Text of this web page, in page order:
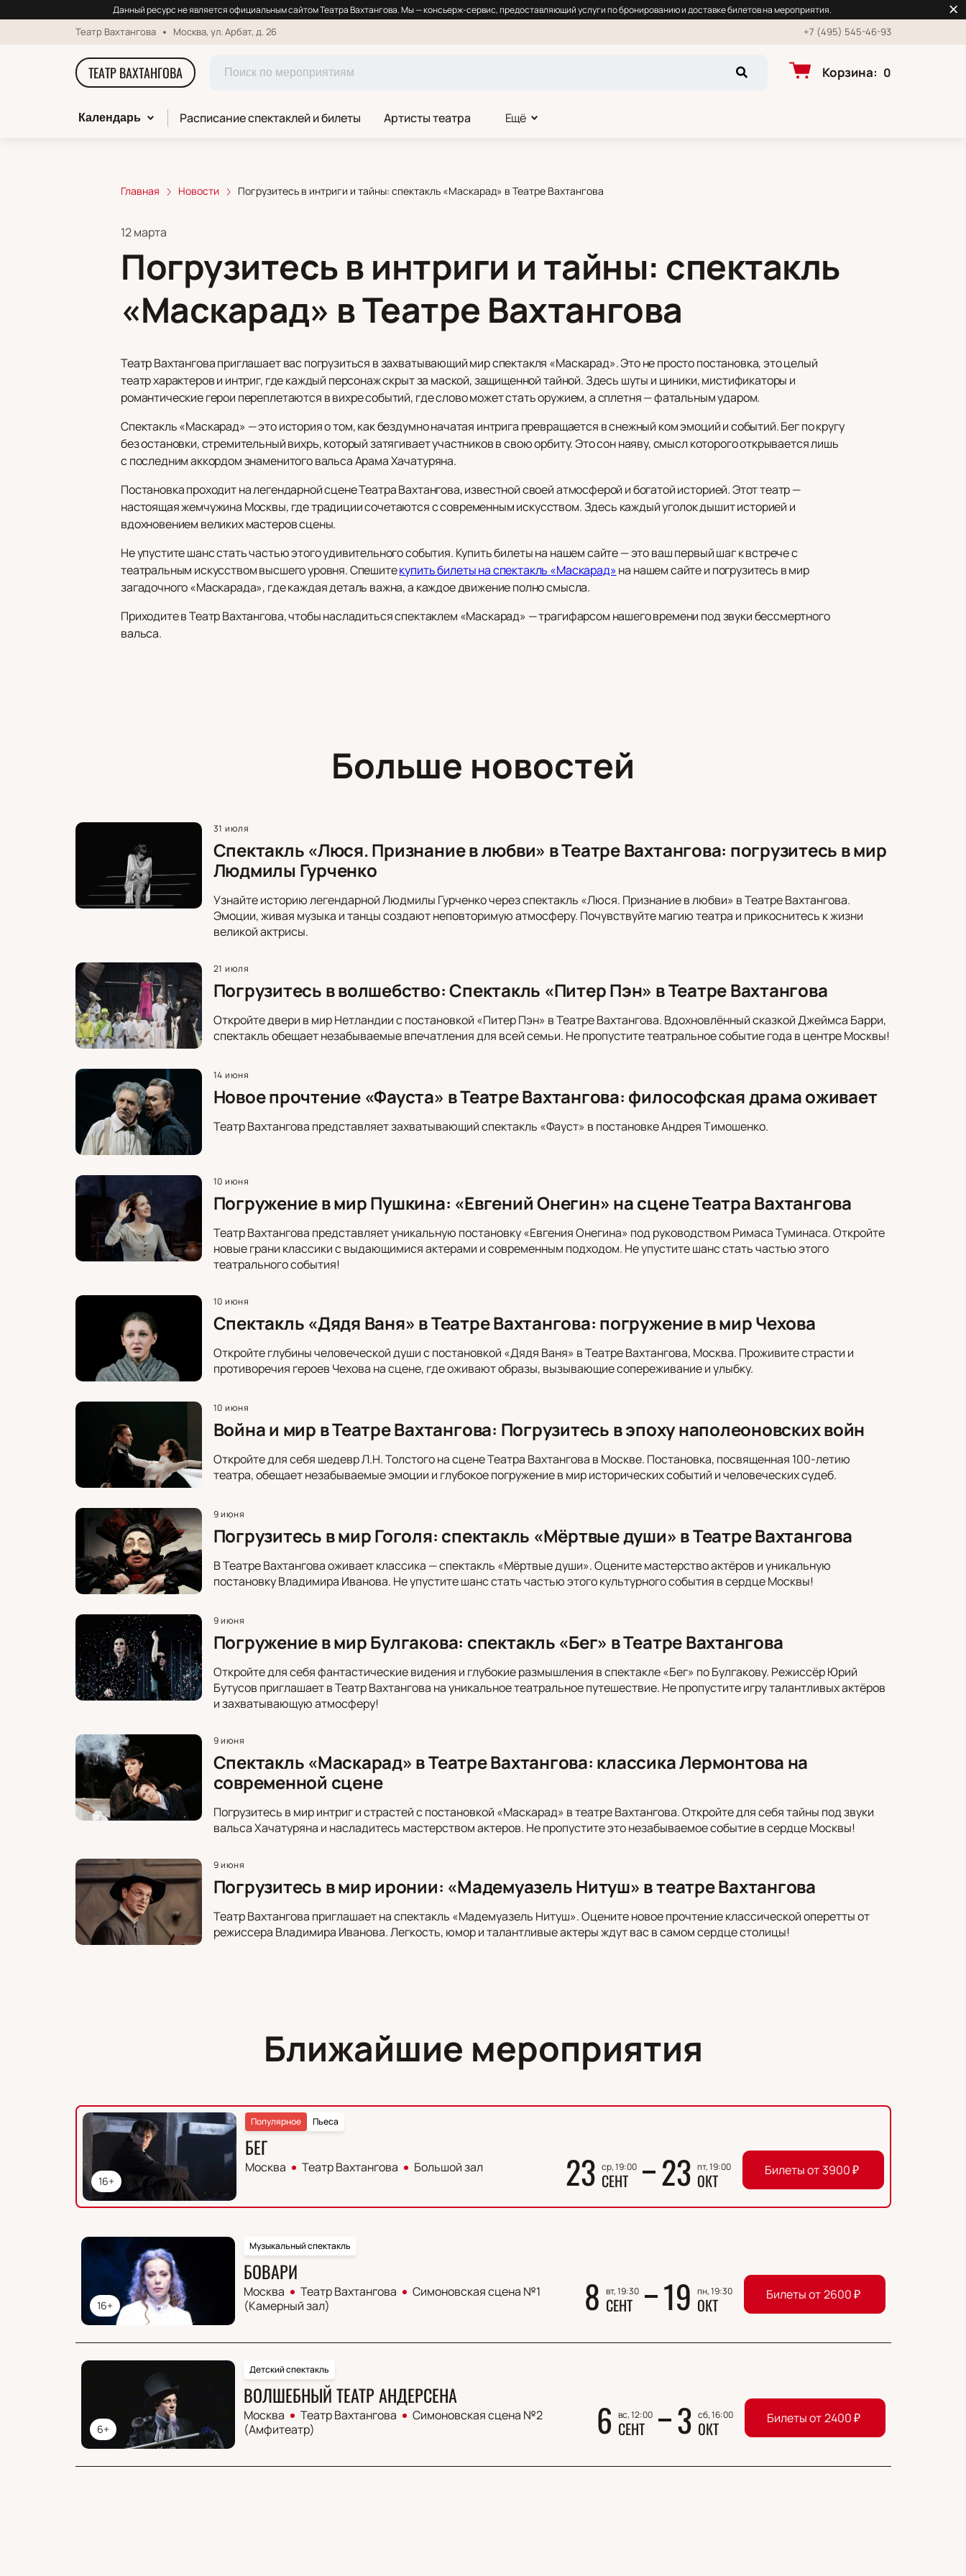
Данный ресурс не является официальным сайтом Театра Вахтангова. Мы — консьерж-сервис, предоставляющий услуги по бронированию и доставке билетов на мероприятия.
Театр Вахтангова Москва, ул. Арбат, д. 26 +7 (495) 545-46-93
ТЕАТР ВАХТАНГОВА Корзина: 0
Календарь Расписание спектаклей и билеты Артисты театра Ещё
Главная Новости Погрузитесь в интриги и тайны: спектакль «Маскарад» в Театре Вахтангова
12 марта
Погрузитесь в интриги и тайны: спектакль
«Маскарад» в Театре Вахтангова
Театр Вахтангова приглашает вас погрузиться в захватывающий мир спектакля «Маскарад». Это не просто постановка, это целый
театр характеров и интриг, где каждый персонаж скрыт за маской, защищенной тайной. Здесь шуты и циники, мистификаторы и
романтические герои переплетаются в вихре событий, где слово может стать оружием, а сплетня — фатальным ударом.
Спектакль «Маскарад» — это история о том, как бездумно начатая интрига превращается в снежный ком эмоций и событий. Бег по кругу
без остановки, стремительный вихрь, который затягивает участников в свою орбиту. Это сон наяву, смысл которого открывается лишь
с последним аккордом знаменитого вальса Арама Хачатуряна.
Постановка проходит на легендарной сцене Театра Вахтангова, известной своей атмосферой и богатой историей. Этот театр —
настоящая жемчужина Москвы, где традиции сочетаются с современным искусством. Здесь каждый уголок дышит историей и
вдохновением великих мастеров сцены.
Не упустите шанс стать частью этого удивительного события. Купить билеты на нашем сайте — это ваш первый шаг к встрече с
театральным искусством высшего уровня. Спешитекупить билеты на спектакль «Маскарад»на нашем сайте и погрузитесь в мир
загадочного «Маскарада», где каждая деталь важна, а каждое движение полно смысла.
Приходите в Театр Вахтангова, чтобы насладиться спектаклем «Маскарад» — трагифарсом нашего времени под звуки бессмертного
вальса.
Больше новостей
31 июля
Спектакль «Люся. Признание в любви» в Театре Вахтангова: погрузитесь в мир
Людмилы Гурченко
Узнайте историю легендарной Людмилы Гурченко через спектакль «Люся. Признание в любви» в Театре Вахтангова.
Эмоции, живая музыка и танцы создают неповторимую атмосферу. Почувствуйте магию театра и прикоснитесь к жизни
великой актрисы.
21 июля
Погрузитесь в волшебство: Спектакль «Питер Пэн» в Театре Вахтангова
Откройте двери в мир Нетландии с постановкой «Питер Пэн» в Театре Вахтангова. Вдохновлённый сказкой Джеймса Барри,
спектакль обещает незабываемые впечатления для всей семьи. Не пропустите театральное событие года в центре Москвы!
14 июня
Новое прочтение «Фауста» в Театре Вахтангова: философская драма оживает
Театр Вахтангова представляет захватывающий спектакль «Фауст» в постановке Андрея Тимошенко.
10 июня
Погружение в мир Пушкина: «Евгений Онегин» на сцене Театра Вахтангова
Театр Вахтангова представляет уникальную постановку «Евгения Онегина» под руководством Римаса Туминаса. Откройте
новые грани классики с выдающимися актерами и современным подходом. Не упустите шанс стать частью этого
театрального события!
10 июня
Спектакль «Дядя Ваня» в Театре Вахтангова: погружение в мир Чехова
Откройте глубины человеческой души с постановкой «Дядя Ваня» в Театре Вахтангова, Москва. Проживите страсти и
противоречия героев Чехова на сцене, где оживают образы, вызывающие сопереживание и улыбку.
10 июня
Война и мир в Театре Вахтангова: Погрузитесь в эпоху наполеоновских войн
Откройте для себя шедевр Л.Н. Толстого на сцене Театра Вахтангова в Москве. Постановка, посвященная 100-летию
театра, обещает незабываемые эмоции и глубокое погружение в мир исторических событий и человеческих судеб.
9 июня
Погрузитесь в мир Гоголя: спектакль «Мёртвые души» в Театре Вахтангова
В Театре Вахтангова оживает классика — спектакль «Мёртвые души». Оцените мастерство актёров и уникальную
постановку Владимира Иванова. Не упустите шанс стать частью этого культурного события в сердце Москвы!
9 июня
Погружение в мир Булгакова: спектакль «Бег» в Театре Вахтангова
Откройте для себя фантастические видения и глубокие размышления в спектакле «Бег» по Булгакову. Режиссёр Юрий
Бутусов приглашает в Театр Вахтангова на уникальное театральное путешествие. Не пропустите игру талантливых актёров
и захватывающую атмосферу!
9 июня
Спектакль «Маскарад» в Театре Вахтангова: классика Лермонтова на
современной сцене
Погрузитесь в мир интриг и страстей с постановкой «Маскарад» в театре Вахтангова. Откройте для себя тайны под звуки
вальса Хачатуряна и насладитесь мастерством актеров. Не пропустите это незабываемое событие в сердце Москвы!
9 июня
Погрузитесь в мир иронии: «Мадемуазель Нитуш» в театре Вахтангова
Театр Вахтангова приглашает на спектакль «Мадемуазель Нитуш». Оцените новое прочтение классической оперетты от
режиссера Владимира Иванова. Легкость, юмор и талантливые актеры ждут вас в самом сердце столицы!
Ближайшие мероприятия
16+
Пьеса
Популярное
БЕГ
Москва Театр Вахтангова Большой зал 23 ср, 19:00
СЕНТ 23 пт, 19:00
ОКТ Билеты от 3900₽
16+
Музыкальный спектакль
БОВАРИ
Москва Театр Вахтангова
Симоновская сцена №1
(Камерный зал)
8 вт, 19:30
СЕНТ 19 пн, 19:30
ОКТ Билеты от 2600₽
6+
Детский спектакль
ВОЛШЕБНЫЙ ТЕАТР АНДЕРСЕНА
Москва Театр Вахтангова
Симоновская сцена №2
(Амфитеатр)
6 вс, 12:00
СЕНТ 3 сб, 16:00
ОКТ Билеты от 2400₽